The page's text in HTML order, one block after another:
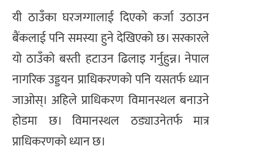
यी ठाउँका घरजग्गालाई दिएको कर्जा उठाउन
बैंकलाई पनि समस्या हुने देखिएको छ। सरकारले
यो ठाउँको बस्ती हटाउन ढिलाइ गर्नुहुन्न। नेपाल
नागरिक उड्डयन प्राधिकरणको पनि यसतर्फ ध्यान
जाओस्। अहिले प्राधिकरण विमानस्थल बनाउने
होडमा छ। विमानस्थल ठड्याउनेतर्फ मात्र
प्राधिकरणको ध्यान छ।